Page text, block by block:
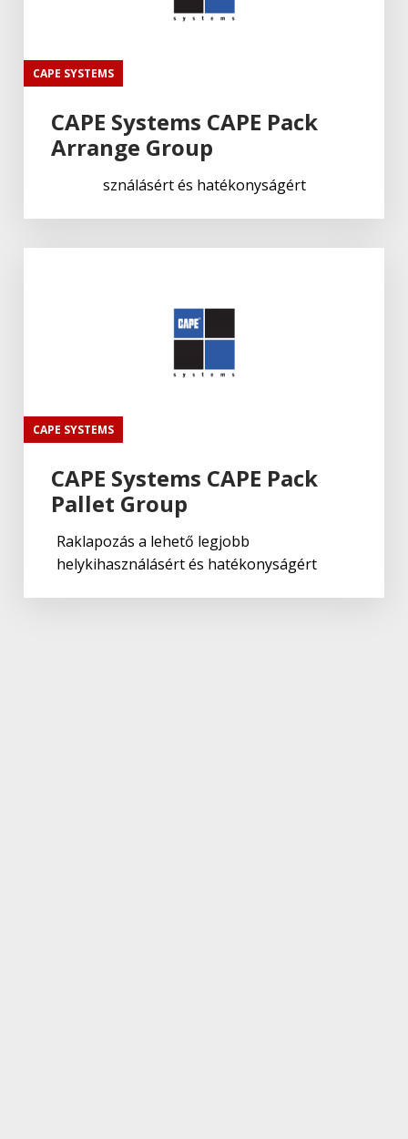
CAPE SYSTEMS
CAPE Systems CAPE Pack
Arrange Group
sználásért és hatékonyságért
CAPE SYSTEMS
CAPE Systems CAPE Pack
Pallet Group
Raklapozás a lehető legjobb
helykihasználásért és hatékonyságért